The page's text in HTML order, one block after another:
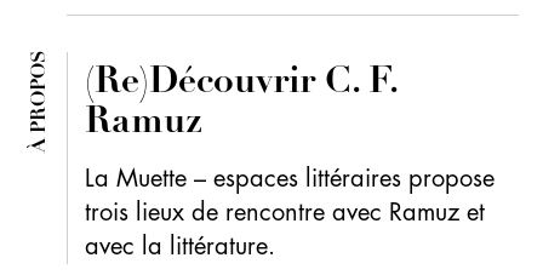
À PROPOS
(Re)Découvrir C. F.
Ramuz
La Muette – espaces littéraires propose
trois lieux de rencontre avec Ramuz et
avec la littérature.